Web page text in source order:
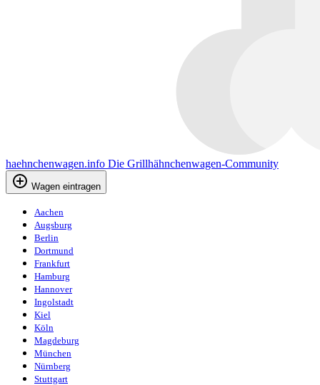
haehnchenwagen.info Die Grillhähnchenwagen-Community
Wagen eintragen
Aachen
Augsburg
Berlin
Dortmund
Frankfurt
Hamburg
Hannover
Ingolstadt
Kiel
Köln
Magdeburg
München
Nürnberg
Stuttgart